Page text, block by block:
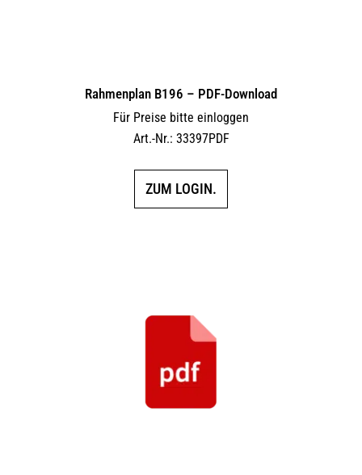
Rahmenplan B196 – PDF-Download
Für Preise bitte einloggen
Art.-Nr.: 33397PDF
ZUM LOGIN.